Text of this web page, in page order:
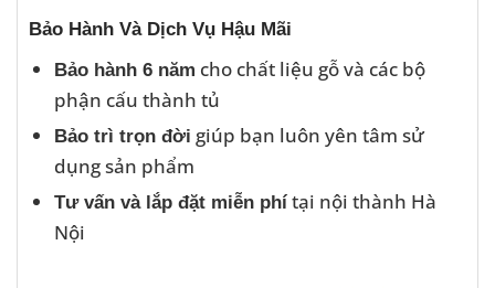
Bảo Hành Và Dịch Vụ Hậu Mãi
Bảo hành 6 năm cho chất liệu gỗ và các bộ
phận cấu thành tủ
Bảo trì trọn đời giúp bạn luôn yên tâm sử
dụng sản phẩm
Tư vấn và lắp đặt miễn phítại nội thành Hà
Nội